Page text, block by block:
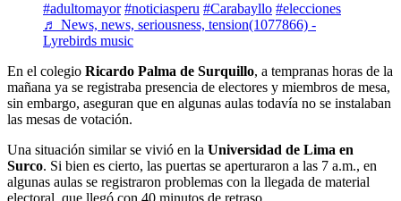
#adultomayor #noticiasperu #Carabayllo #elecciones
♬ News, news, seriousness, tension(1077866) -
Lyrebirds music
En el colegio Ricardo Palma de Surquillo, a tempranas horas de la
mañana ya se registraba presencia de electores y miembros de mesa,
sin embargo, aseguran que en algunas aulas todavía no se instalaban
las mesas de votación.
Una situación similar se vivió en la Universidad de Lima en
Surco. Si bien es cierto, las puertas se aperturaron a las 7 a.m., en
algunas aulas se registraron problemas con la llegada de material